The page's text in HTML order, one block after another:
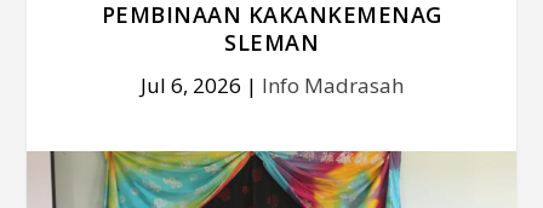
PEMBINAAN KAKANKEMENAG
SLEMAN
Jul 6, 2026 | Info Madrasah